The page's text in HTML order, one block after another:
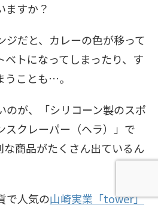
ますか？
ジだと、カレーの色が移って
ベトになってしまったり、す
うことも…。
のが、「シリコーン製のスポ
スクレーパー（ヘラ）」で
な商品がたくさん出ているん
で人気の山崎実業「tower」